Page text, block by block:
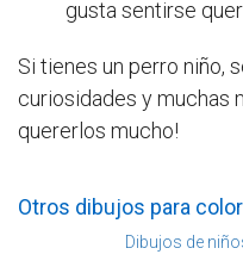
gusta sentirse
Si tienes un perro niño,
curiosidades y muchas
quererlos mucho!
Otros dibujos para
Dibujos de